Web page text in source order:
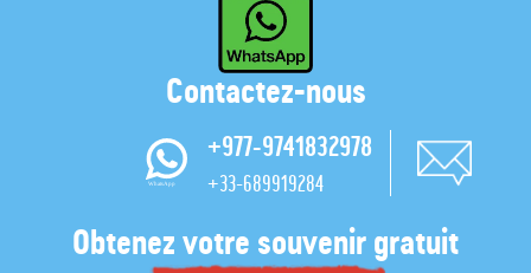
Contactez-nous
+977-9741832978
+33-689919284
Obtenez votre souvenir gratuit